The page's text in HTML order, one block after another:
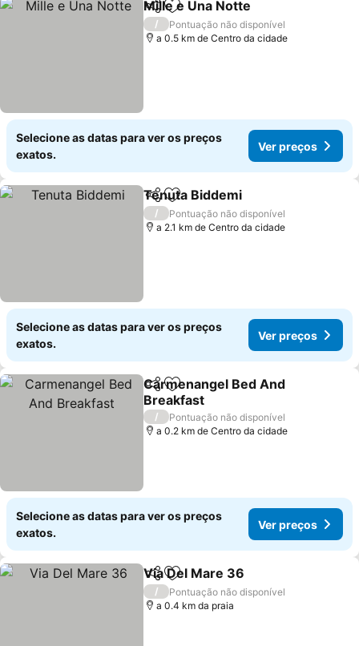
PartilharAdicionar aos favoritos
Mille e Una Notte
/
Pontuação não disponível
a 0.5 km de Centro da cidade
Selecione as datas para ver os preços
exatos.
Ver preços
PartilharAdicionar aos favoritos
Tenuta Biddemi
/
Pontuação não disponível
a 2.1 km de Centro da cidade
Selecione as datas para ver os preços
exatos.
Ver preços
PartilharAdicionar aos favoritos
Carmenangel Bed And
Breakfast
Ver preços
/
Pontuação não disponível
a 0.2 km de Centro da cidade
Selecione as datas para ver os preços
exatos.
Ver preços
PartilharAdicionar aos favoritos
Via Del Mare 36
/
Pontuação não disponível
a 0.4 km da praia